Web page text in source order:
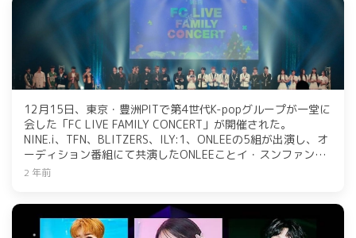
12月15日、東京・豊洲PITで第4世代K-popグループが一堂に
会した「FC LIVE FAMILY CONCERT」が開催された。
NINE.i、TFN、BLITZERS、ILY:1、ONLEEの5組が出演し、オ
ーディション番組にて共演したONLEEことイ・スンファンと
NINE.iのソウォン、ILY:1のリリカが1部のスペシャルMCを務
られた。全アーティストが同じステージに立ち、エンディン
グ曲を披露して一夜限りのスペシャルな公演を終えた。
2 年前